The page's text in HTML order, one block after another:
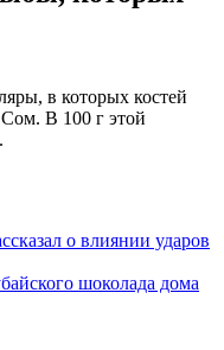
в которых костей
В 100 г этой
о влиянии ударов
шоколада дома